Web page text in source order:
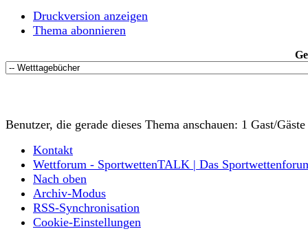
Druckversion anzeigen
Thema abonnieren
Benutzer, die gerade dieses Thema anschauen: 1 Gast/Gäste
Kontakt
Wettforum - SportwettenTALK | Das
Nach oben
Archiv-Modus
RSS-Synchronisation
Cookie-Einstellungen